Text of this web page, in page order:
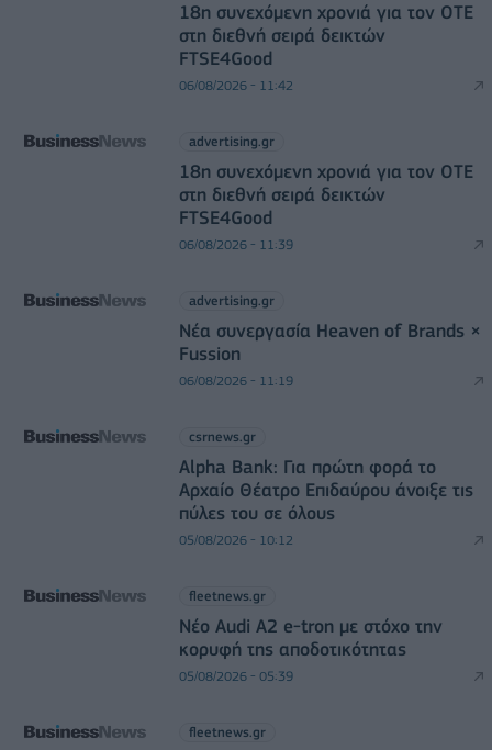
18η συνεχόμενη χρονιά για τον ΟΤΕ
στη διεθνή σειρά δεικτών
FTSE4Good
06/08/2026 - 11:42
advertising.gr
18η συνεχόμενη χρονιά για τον ΟΤΕ
στη διεθνή σειρά δεικτών
FTSE4Good
06/08/2026 - 11:39
advertising.gr
Νέα συνεργασία Heaven of Brands ×
Fussion
06/08/2026 - 11:19
csrnews.gr
Alpha Bank: Για πρώτη φορά το
Αρχαίο Θέατρο Επιδαύρου άνοιξε τις
πύλες του σε όλους
05/08/2026 - 10:12
fleetnews.gr
Νέο Audi A2 e-tron με στόχο την
κορυφή της αποδοτικότητας
05/08/2026 - 05:39
fleetnews.gr